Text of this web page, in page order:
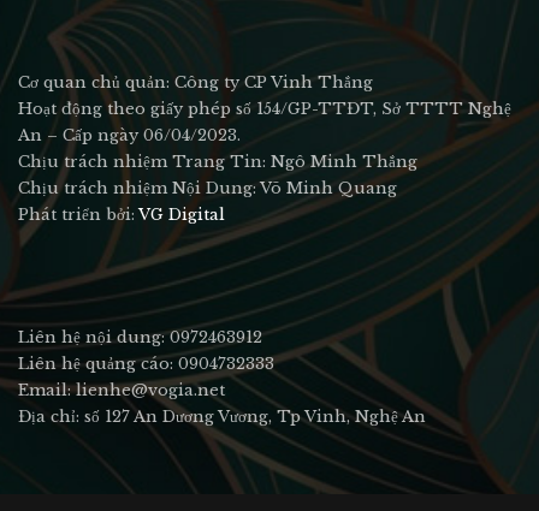
Cơ quan chủ quản: Công ty CP Vinh Thắng
Hoạt động theo giấy phép số 154/GP-TTĐT, Sở TTTT Nghệ
An – Cấp ngày 06/04/2023.
Chịu trách nhiệm Trang Tin: Ngô Minh Thắng
Chịu trách nhiệm Nội Dung: Võ Minh Quang
Phát triển bởi:VG Digital
Liên hệ nội dung: 0972463912
Liên hệ quảng cáo: 0904732333
Email: lienhe@vogia.net
Địa chỉ: số 127 An Dương Vương, Tp Vinh, Nghệ An